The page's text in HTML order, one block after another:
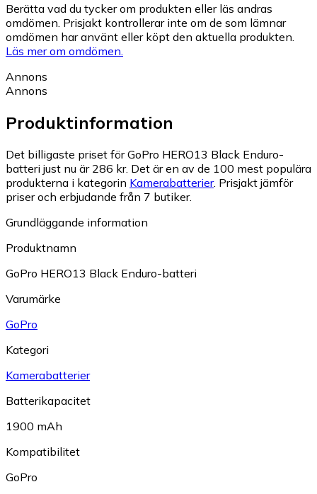
Berätta vad du tycker om produkten eller läs andras
omdömen. Prisjakt kontrollerar inte om de som lämnar
omdömen har använt eller köpt den aktuella produkten.
Läs mer om omdömen.
Annons
Annons
Produktinformation
Det billigaste priset för GoPro HERO13 Black Enduro-
batteri just nu är 286 kr. Det är en av de 100 mest populära
produkterna i kategorin Kamerabatterier. Prisjakt jämför
priser och erbjudande från 7 butiker.
Grundläggande information
Produktnamn
GoPro HERO13 Black Enduro-batteri
Varumärke
GoPro
Kategori
Kamerabatterier
Batterikapacitet
1900 mAh
Kompatibilitet
GoPro